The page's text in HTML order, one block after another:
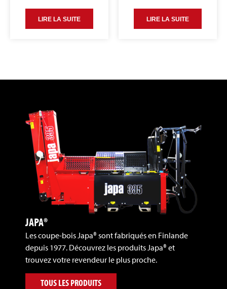
LIRE LA SUITE LIRE LA SUITE
JAPA®
Les coupe-bois Japa® sont fabriqués en Finlande
depuis 1977. Découvrez les produits Japa® et
trouvez votre revendeur le plus proche.
TOUS LES PRODUITS